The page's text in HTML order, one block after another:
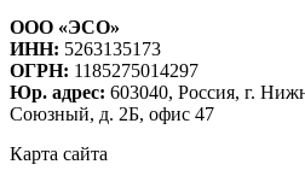
ООО «ЭСО»
ИНН: 5263135173
ОГРН: 1185275014297
Юр. адрес: 603040, Россия, г.
Союзный, д. 2Б, офис 47
Карта сайта